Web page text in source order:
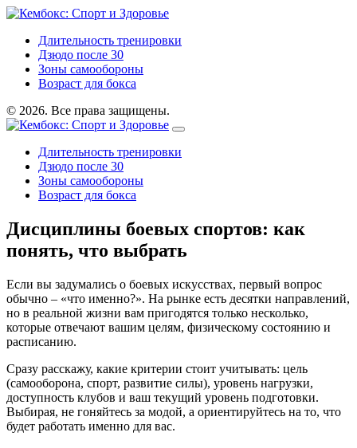
Длительность тренировки
Дзюдо после 30
Зоны самообороны
Возраст для бокса
© 2026. Все права защищены.
Длительность тренировки
Дзюдо после 30
Зоны самообороны
Возраст для бокса
Дисциплины боевых спортов: как
понять, что выбрать
Если вы задумались о боевых искусствах, первый вопрос
обычно – «что именно?». На рынке есть десятки направлений,
но в реальной жизни вам пригодятся только несколько,
которые отвечают вашим целям, физическому состоянию и
расписанию.
Сразу расскажу, какие критерии стоит учитывать: цель
(самооборона, спорт, развитие силы), уровень нагрузки,
доступность клубов и ваш текущий уровень подготовки.
Выбирая, не гоняйтесь за модой, а ориентируйтесь на то, что
будет работать именно для вас.